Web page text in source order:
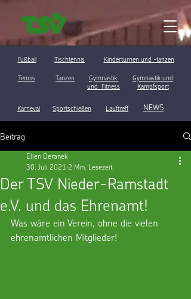
Fußball Tischtennis Kinderturnen und -tanzen
Tennis Tanzen
Gymnastik
und Fitness
Gymnastik und
Kampfsport
Karneval Sportschießen Lauftreff NEWS
Beitrag
Der TSV Nieder-Ramstadt
e.V. und das Ehrenamt!
Ellen Deranek
30. Juli 2021 2 Min. Lesezeit
Was wäre ein Verein, ohne die vielen
ehrenamtlichen Mitglieder!